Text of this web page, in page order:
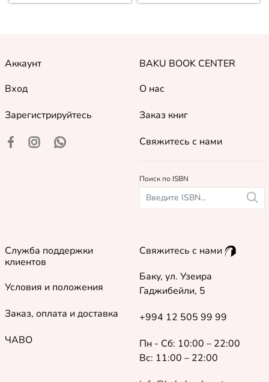
Аккаунт
Вход
Зарегистрируйтесь
BAKU BOOK CENTER
О нас
Заказ книг
Свяжитесь с нами
Поиск по ISBN
Служба поддержки
клиентов
Условия и положения
Заказ, оплата и доставка
ЧАВО
Свяжитесь с нами
Баку, ул. Узеира
Гаджибейли, 5
+994 12 505 99 99
Пн - Сб: 10:00 – 22:00
Вс: 11:00 – 22:00